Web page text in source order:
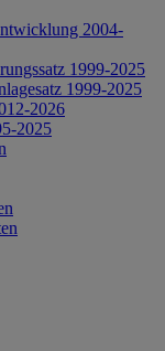
2004-
1999-2025
1999-2025
2026
2025